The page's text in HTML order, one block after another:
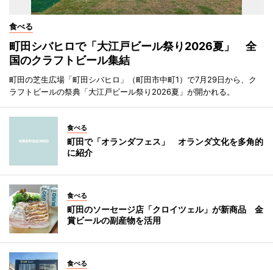
食べる
町田シバヒロで「大江戸ビール祭り2026夏」 全
国のクラフトビール集結
町田の芝生広場「町田シバヒロ」（町田市中町1）で7月29日から、ク
ラフトビールの祭典「大江戸ビール祭り2026夏」が開かれる。
食べる
町田で「オランダフェス」 オランダ文化を多角的
に紹介
食べる
町田のソーセージ店「クロイツェル」が新商品 金
賞ビールの副産物を活用
食べる